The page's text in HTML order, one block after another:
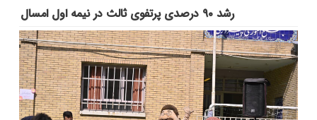
رشد ۹۰ درصدی پرتفوی ثالث در نیمه اول امسال